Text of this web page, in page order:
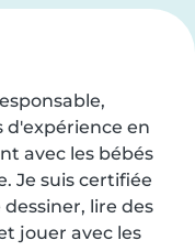
d'expérience en
avec les bébés
Je suis certifiée
lire des
jouer avec les